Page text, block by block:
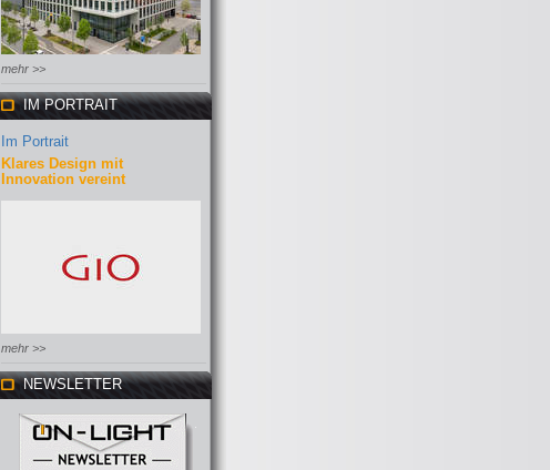
mehr >>
IM PORTRAIT
Im Portrait
Klares Design mit
Innovation vereint
mehr >>
NEWSLETTER